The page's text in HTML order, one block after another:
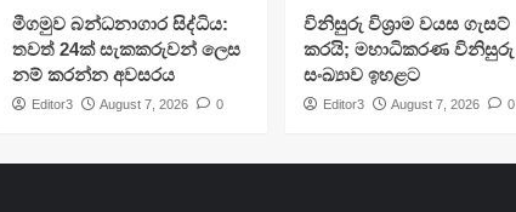
මීගමුව බන්ධනාගාර සිද්ධිය:
තවත් 24ක් සැකකරුවන් ලෙස
නම් කරන්න අවසරය
Editor3 August 7, 2026 0
විනිසුරු විශ්‍රාම වයස ගැසට්
කරයි; මහාධිකරණ විනිසුරු
සංඛ්‍යාව ඉහළට
Editor3 August 7, 2026 0